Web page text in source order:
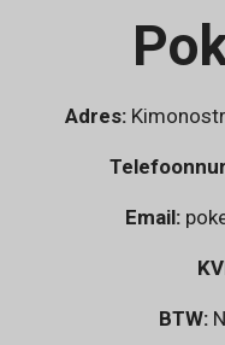
Adres:
Email:
BTW: